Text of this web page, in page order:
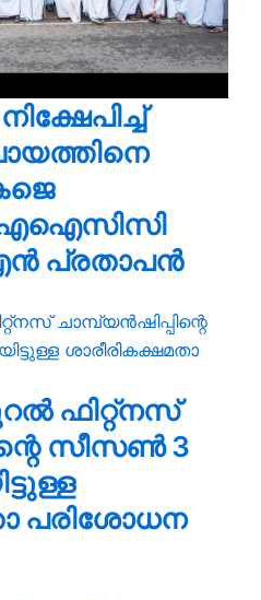
എഐസിസി
എൻ പ്രതാപൻ
ഫിറ്റ്നസ്
സീസൺ 3
പരിശോധന